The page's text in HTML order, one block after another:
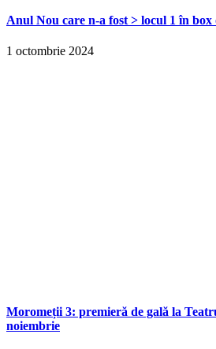
Anul Nou care n-a fost > locul 1 în box
1 octombrie 2024
Moromeții 3: premieră de gală la
noiembrie